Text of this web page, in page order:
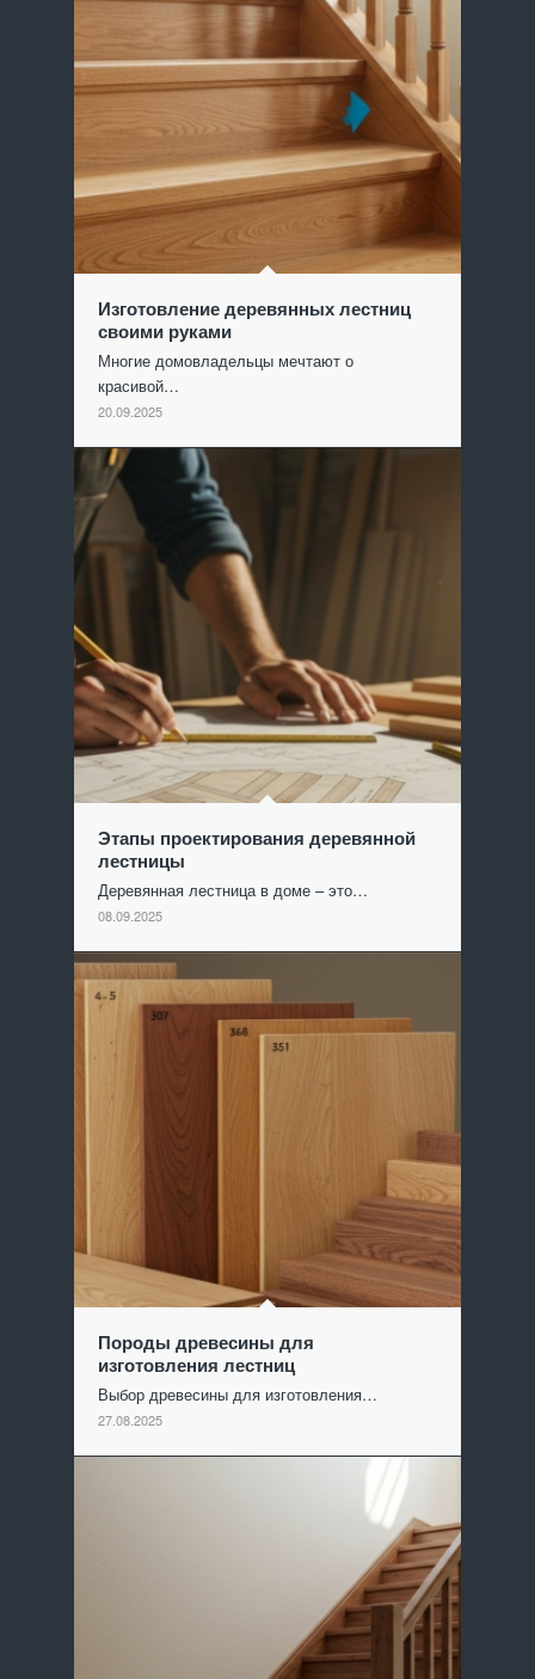
Изготовление деревянных лестниц
своими руками
Многие домовладельцы мечтают о
красивой…
20.09.2025
Этапы проектирования деревянной
лестницы
Деревянная лестница в доме – это…
08.09.2025
Породы древесины для
изготовления лестниц
Выбор древесины для изготовления…
27.08.2025